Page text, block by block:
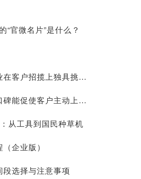
“官微名片”是什么？
为什么家政保洁行业在客户招揽上独具挑战？
为什么家政保洁的口碑能促使客户主动上门？
从工具到国民种草机
企业版）
选择与注意事项